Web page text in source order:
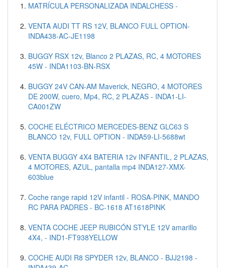
MATRÍCULA PERSONALIZADA INDALCHESS -
VENTA AUDI TT RS 12V, BLANCO FULL OPTION-
INDA438-AC-JE1198
BUGGY RSX 12v, Blanco 2 PLAZAS, RC, 4 MOTORES
45W - INDA1103-BN-RSX
BUGGY 24V CAN-AM Maverick, NEGRO, 4 MOTORES
DE 200W, cuero, Mp4, RC, 2 PLAZAS - INDA1-LI-
CA001ZW
COCHE ELÉCTRICO MERCEDES-BENZ GLC63 S
BLANCO 12v, FULL OPTION - INDA59-LI-5688wt
VENTA BUGGY 4X4 BATERIA 12v INFANTIL, 2 PLAZAS,
4 MOTORES, AZUL, pantalla mp4 INDA127-XMX-
603blue
Coche range rapid 12V infantil - ROSA-PINK, MANDO
RC PARA PADRES - BC-1618 AT1618PINK
VENTA COCHE JEEP RUBICÓN STYLE 12V amarillo
4X4, - IND1-FT938YELLOW
COCHE AUDI R8 SPYDER 12v, BLANCO - BJJ2198 -